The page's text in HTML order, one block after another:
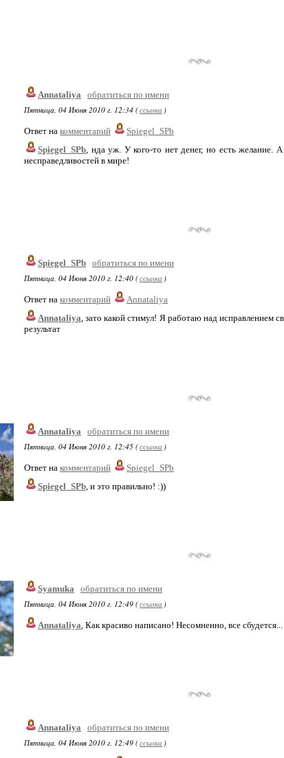
Annataliya
обратиться по имени
Пятница, 04 Июня 2010 г. 12:34 (ссылка )
Ответ на комментарий
Spiegel_SPb
Spiegel_SPb, нда уж. У кого-то нет денег, но есть желание.
несправедливостей в мире!
Spiegel_SPb обратиться по имени
Пятница, 04 Июня 2010 г. 12:40 (ссылка )
Ответ на комментарий
Annataliya
Annataliya, зато какой стимул! Я работаю над исправлением
результат
Annataliya
обратиться по имени
Пятница, 04 Июня 2010 г. 12:45 (ссылка )
Ответ на комментарий
Spiegel_SPb
Spiegel_SPb, и это правильно! :))
Syamuka
обратиться по имени
Пятница, 04 Июня 2010 г. 12:49 (ссылка )
Annataliya, Как красиво написано! Несомненно, все сбудется...
Annataliya
обратиться по имени
Пятница, 04 Июня 2010 г. 12:49 (ссылка )